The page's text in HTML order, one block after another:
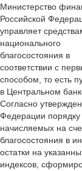
Министерство
Российской
управляет
национального
благосостояния в
соответствии с
способом, то есть
в Центральном
Согласно
Федерации порядку
начисляемых на
благосостояния в
остатки на
индексов,